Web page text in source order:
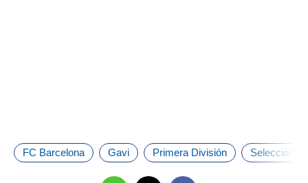
FC Barcelona Gavi Primera División Selección